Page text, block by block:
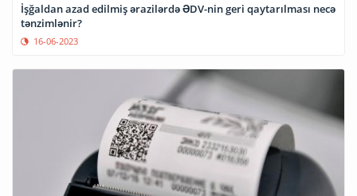
İşğaldan azad edilmiş ərazilərdə ƏDV-nin geri qaytarılması necə
tənzimlənir?
16-06-2023